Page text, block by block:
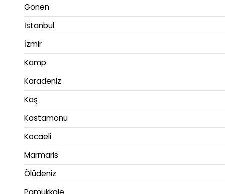
Gönen
İstanbul
İzmir
Kamp
Karadeniz
Kaş
Kastamonu
Kocaeli
Marmaris
Ölüdeniz